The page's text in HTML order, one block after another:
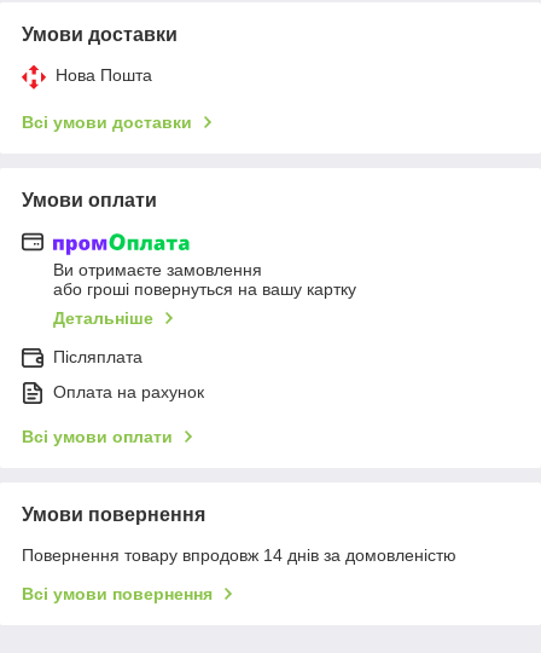
Умови доставки
Нова Пошта
Всі умови доставки
Умови оплати
Ви отримаєте замовлення
або гроші повернуться на вашу картку
Детальніше
Післяплата
Оплата на рахунок
Всі умови оплати
Умови повернення
Повернення товару впродовж 14 днів за домовленістю
Всі умови повернення